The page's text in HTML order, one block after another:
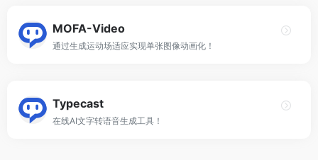
MOFA-Video
通过生成运动场适应实现单张图像动画化！
Typecast
在线AI文字转语音生成工具！